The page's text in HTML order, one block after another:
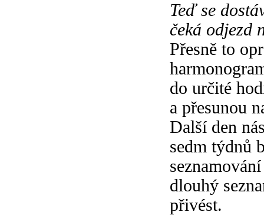
Teď se
čeká odjezd
Přesně to
do určité
a přesunou
Další den
sedm týdnů
dlouhý
přivést.